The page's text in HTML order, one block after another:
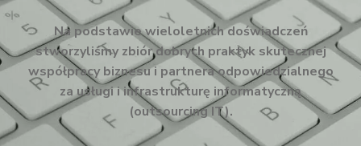
Na podstawie wieloletnich doświadczeń
stworzyliśmy zbiór dobrych praktyk skutecznej
współpracy biznesu i partnera odpowiedzialnego
za usługi i infrastrukturę informatyczną
(outsourcing IT).